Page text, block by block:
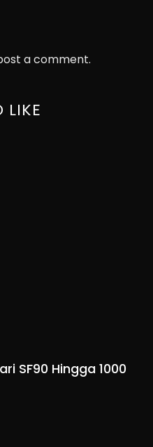
a comment.
LIKE
SF90 Hingga 1000